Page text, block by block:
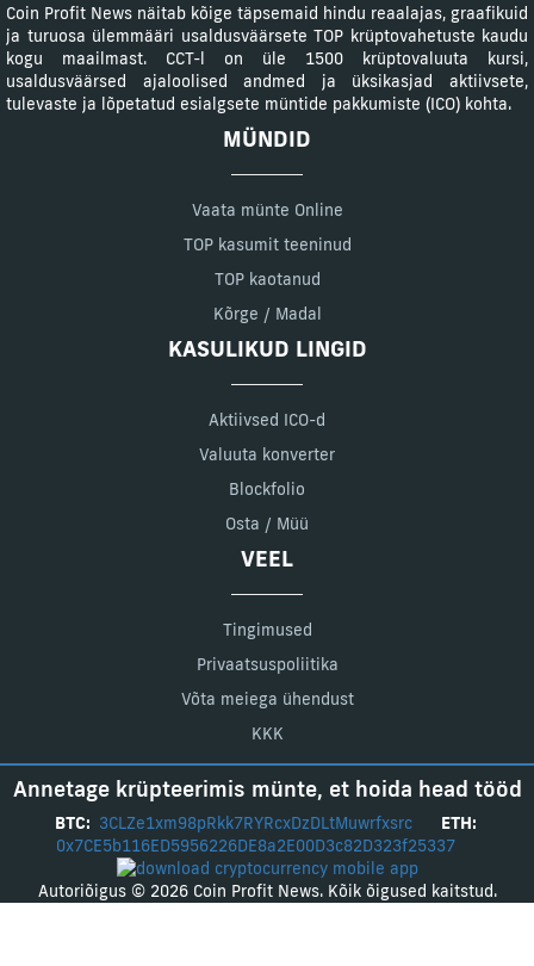
Coin Profit News näitab kõige täpsemaid hindu reaalajas, graafikuid
ja turuosa ülemmääri usaldusväärsete TOP krüptovahetuste kaudu
kogu maailmast. CCT-l on üle 1500 krüptovaluuta kursi,
usaldusväärsed ajaloolised andmed ja üksikasjad aktiivsete,
tulevaste ja lõpetatud esialgsete müntide pakkumiste (ICO) kohta.
MÜNDID
Vaata münte Online
TOP kasumit teeninud
TOP kaotanud
Kõrge / Madal
KASULIKUD LINGID
Aktiivsed ICO-d
Valuuta konverter
Blockfolio
Osta / Müü
VEEL
Tingimused
Privaatsuspoliitika
Võta meiega ühendust
KKK
Annetage krüpteerimis münte, et hoida head tööd
BTC: 3CLZe1xm98pRkk7RYRcxDzDLtMuwrfxsrc
ETH:
0x7CE5b116ED5956226DE8a2E00D3c82D323f25337
Autoriõigus © 2026 Coin Profit News. Kõik õigused kaitstud.